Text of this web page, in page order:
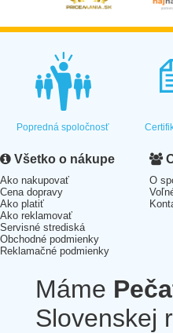
Popredná spoločnosť
Všetko o nákupe
Ako nakupovať
Cena dopravy
Ako platiť
Ako reklamovať
Servisné strediská
Obchodné podmienky
Reklamačné podmienky
O
Máme
Slovenskej